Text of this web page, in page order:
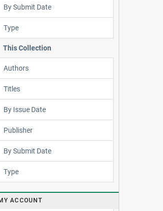
By Submit Date
Type
This Collection
Authors
Titles
By Issue Date
Publisher
By Submit Date
Type
ACCOUNT